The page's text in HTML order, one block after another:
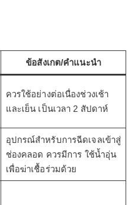
ข้อสังเกต/คำแนะนำ
ควรใช้อย่างต่อเนื่องช่วงเช้า
และเย็น เป็นเวลา 2 สัปดาห์
อุปกรณ์สำหรับการฉีดเจลเข้าสู่
ช่องคลอด ควรมีการ ใช้น้ำอุ่น
เพื่อฆ่าเชื้อร่วมด้วย